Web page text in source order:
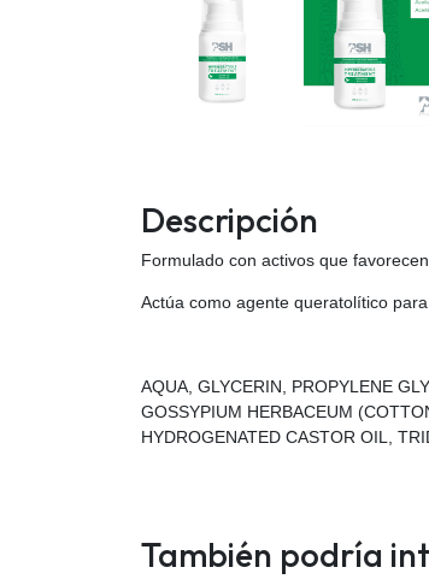
Descripción
Formulado con activos que
Actúa como agente queratolítico
AQUA, GLYCERIN, PROPYLENE
GOSSYPIUM HERBACEUM
HYDROGENATED CASTOR OIL,
También podría